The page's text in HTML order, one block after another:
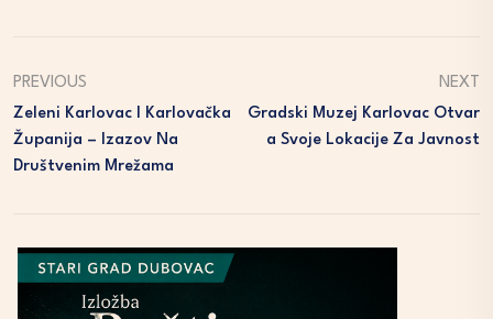
PREVIOUS
Zeleni Karlovac I Karlovačka
Županija – Izazov Na
Društvenim Mrežama
NEXT
Gradski Muzej Karlovac Otvar
A Svoje Lokacije Za Javnost